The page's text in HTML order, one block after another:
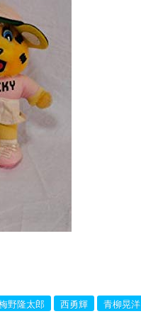
野隆太郎 西勇輝 青柳晃洋